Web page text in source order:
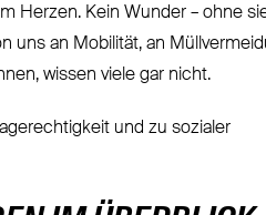
Herzen. Kein Wunder – ohne
uns an Mobilität, an
wissen viele gar nicht.
und zu sozialer